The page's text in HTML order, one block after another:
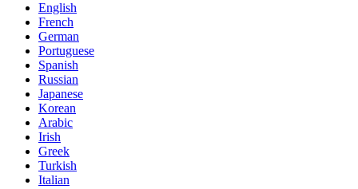
English
French
German
Portuguese
Spanish
Russian
Japanese
Korean
Arabic
Irish
Greek
Turkish
Italian